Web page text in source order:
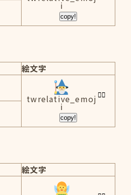
i
copy!
絵文字
twrelative_emoj
i
copy!
絵文字